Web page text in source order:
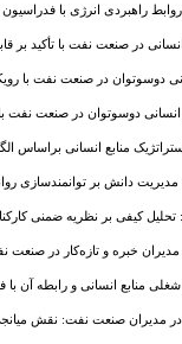
راهبردی انرژی با فدراسیون روسیه
در صنعت نفت با تأکید بر قابلیت‌‌‌‌های
در صنعت نفت با رویکرد
دوسوتوان در صنعت نفت با رویکرد
منابع انسانی براساس الگوی
دانش بر توانمندسازی
بر نظریه ضمنی کارکنان [سال 15،
خبره و تازه‌کار در صنعت نفت
انسانی و رابطه آن با
صنعت نفت: نقش میانجی اعتماد